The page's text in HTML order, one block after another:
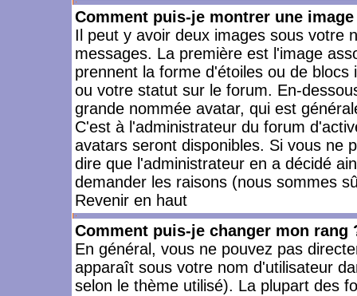
Comment puis-je montrer une
Il peut y avoir deux images sous votre
messages. La première est l'image
prennent la forme d'étoiles ou de
ou votre statut sur le forum. En-
grande nommée avatar, qui est
C'est à l'administrateur du forum
avatars seront disponibles. Si vous ne
dire que l'administrateur en a décidé
demander les raisons (nous sommes
Revenir en haut
Comment puis-je changer mon rang
En général, vous ne pouvez pas
apparaît sous votre nom d'utilisateur
selon le thème utilisé). La plupart des